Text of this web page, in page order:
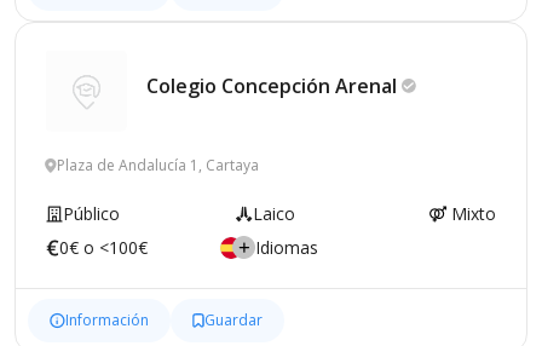
Colegio Concepción Arenal
Plaza de Andalucía 1, Cartaya
Público Laico
Mixto
0€ o <100€
Idiomas
Información Guardar